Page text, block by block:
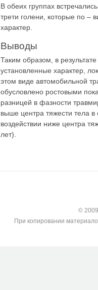
В обеих группах
трети голени, которые по –
характер.
Выводы
Таким образом, в
установленные характер,
этом виде автомобильной
обусловлено ростовыми
разницей в фазности
выше центра тяжести тела в
воздействии ниже центра
лет).
©
При копировании